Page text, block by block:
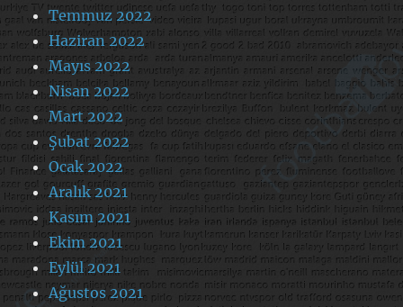
Temmuz 2022
Haziran 2022
Mayıs 2022
Nisan 2022
Mart 2022
Şubat 2022
Ocak 2022
Aralık 2021
Kasım 2021
Ekim 2021
Eylül 2021
Ağustos 2021